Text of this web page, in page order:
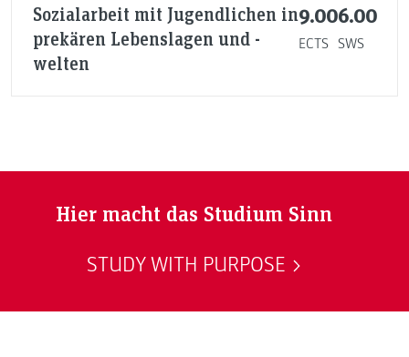
Sozialarbeit mit Jugendlichen in
prekären Lebenslagen und -
welten
9.00
ECTS
6.00
SWS
Hier macht das Studium Sinn
STUDY WITH PURPOSE